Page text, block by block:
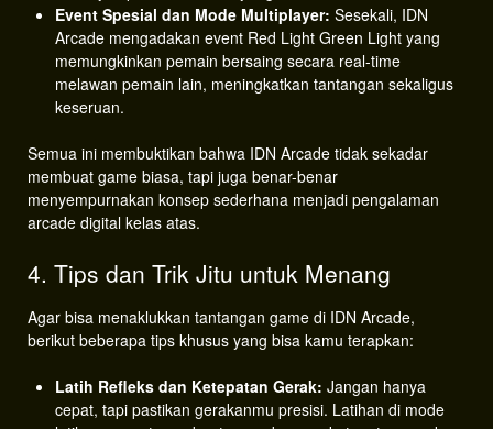
Event Spesial dan Mode Multiplayer: Sesekali, IDN
Arcade mengadakan event Red Light Green Light yang
memungkinkan pemain bersaing secara real-time
melawan pemain lain, meningkatkan tantangan sekaligus
keseruan.
Semua ini membuktikan bahwa IDN Arcade tidak sekadar
membuat game biasa, tapi juga benar-benar
menyempurnakan konsep sederhana menjadi pengalaman
arcade digital kelas atas.
4. Tips dan Trik Jitu untuk Menang
Agar bisa menaklukkan tantangan game di IDN Arcade,
berikut beberapa tips khusus yang bisa kamu terapkan:
Latih Refleks dan Ketepatan Gerak: Jangan hanya
cepat, tapi pastikan gerakanmu presisi. Latihan di mode